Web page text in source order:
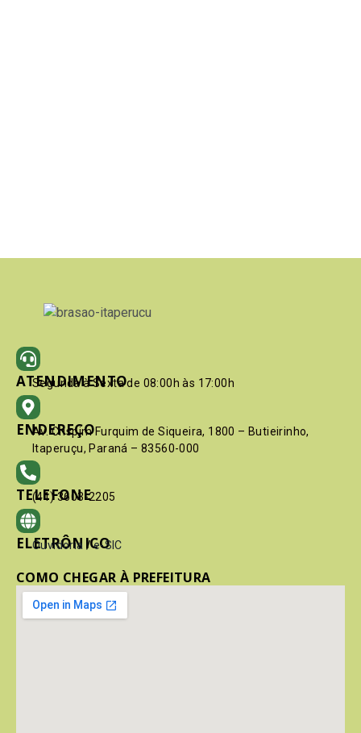
ATENDIMENTO
Segunda à Sexta de 08:00h às 17:00h
ENDEREÇO
Av. Crispim Furquim de Siqueira, 1800 – Butieirinho,
Itaperuçu, Paraná – 83560-000
TELEFONE
(41) 3603-2205
ELETRÔNICO
Ouvidoria / e-SIC
COMO CHEGAR À PREFEITURA